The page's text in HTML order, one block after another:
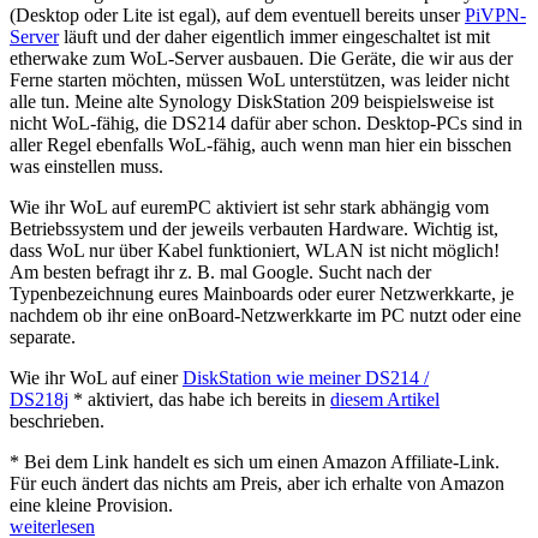
(Desktop oder Lite ist egal), auf dem eventuell bereits unserPiVPN-
Serverläuft und der daher eigentlich immer eingeschaltet ist mit
etherwake zum WoL-Server ausbauen. Die Geräte, die wir aus der
Ferne starten möchten, müssen WoL unterstützen, was leider nicht
alle tun. Meine alte Synology DiskStation 209 beispielsweise ist
nicht WoL-fähig, die DS214 dafür aber schon. Desktop-PCs sind in
aller Regel ebenfalls WoL-fähig, auch wenn man hier ein bisschen
was einstellen muss.
Wie ihr WoL auf euremPC aktiviert ist sehr stark abhängig vom
Betriebssystem und der jeweils verbauten Hardware. Wichtig ist,
dass WoL nur über Kabel funktioniert, WLAN ist nicht möglich!
Am besten befragt ihr z. B. mal Google. Sucht nach der
Typenbezeichnung eures Mainboards oder eurer Netzwerkkarte, je
nachdem ob ihr eine onBoard-Netzwerkkarte im PC nutzt oder eine
separate.
Wie ihr WoL auf einerDiskStation wie meiner DS214 /
DS218j * aktiviert, das habe ich bereits in diesem Artikel
beschrieben.
* Bei dem Link handelt es sich um einen Amazon Affiliate-Link.
Für euch ändert das nichts am Preis, aber ich erhalte von Amazon
eine kleine Provision.
„etherwake
weiterlesen